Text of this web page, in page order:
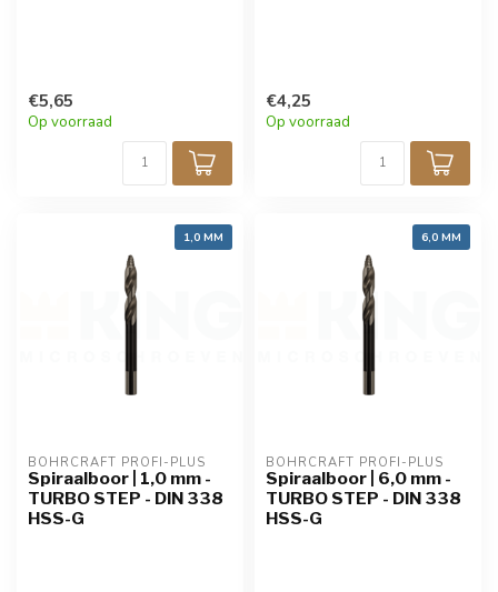
€5,65
Op voorraad
€4,25
Op voorraad
1,0 MM
BOHRCRAFT PROFI-PLUS
Spiraalboor | 1,0 mm -
TURBO STEP - DIN 338
HSS-G
6,0 MM
BOHRCRAFT PROFI-PLUS
Spiraalboor | 6,0 mm -
TURBO STEP - DIN 338
HSS-G